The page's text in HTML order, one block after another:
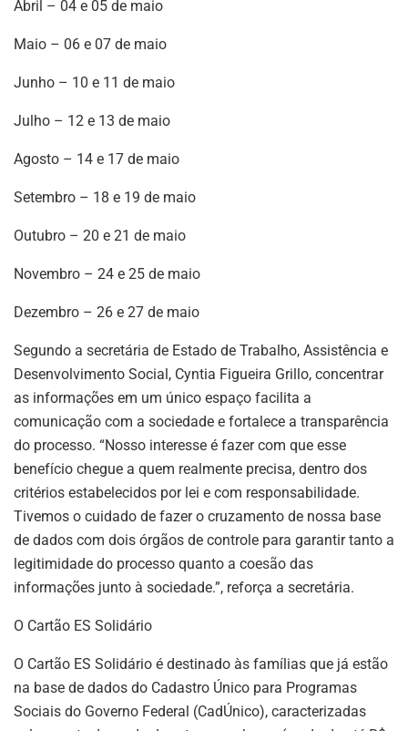
Abril – 04 e 05 de maio
Maio – 06 e 07 de maio
Junho – 10 e 11 de maio
Julho – 12 e 13 de maio
Agosto – 14 e 17 de maio
Setembro – 18 e 19 de maio
Outubro – 20 e 21 de maio
Novembro – 24 e 25 de maio
Dezembro – 26 e 27 de maio
Segundo a secretária de Estado de Trabalho, Assistência e
Desenvolvimento Social, Cyntia Figueira Grillo, concentrar
as informações em um único espaço facilita a
comunicação com a sociedade e fortalece a transparência
do processo. “Nosso interesse é fazer com que esse
benefício chegue a quem realmente precisa, dentro dos
critérios estabelecidos por lei e com responsabilidade.
Tivemos o cuidado de fazer o cruzamento de nossa base
de dados com dois órgãos de controle para garantir tanto a
legitimidade do processo quanto a coesão das
informações junto à sociedade.”, reforça a secretária.
O Cartão ES Solidário
O Cartão ES Solidário é destinado às famílias que já estão
na base de dados do Cadastro Único para Programas
Sociais do Governo Federal (CadÚnico), caracterizadas